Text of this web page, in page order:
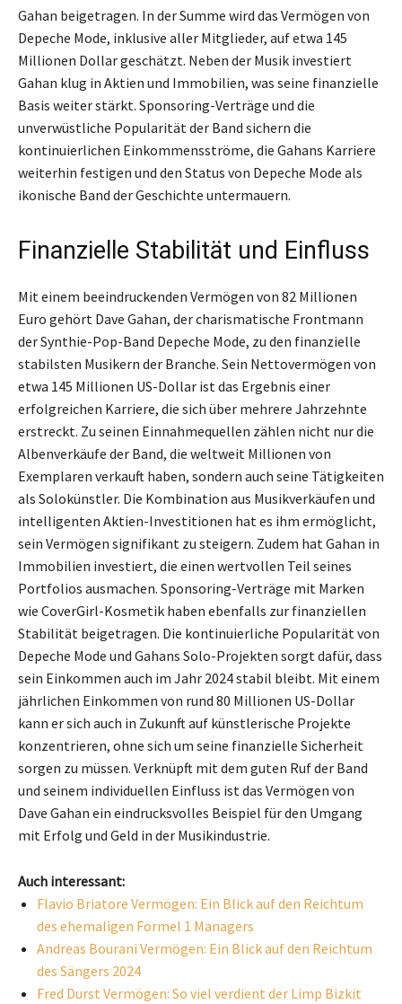
Gahan beigetragen. In der Summe wird das Vermögen von
Depeche Mode, inklusive aller Mitglieder, auf etwa 145
Millionen Dollar geschätzt. Neben der Musik investiert
Gahan klug in Aktien und Immobilien, was seine finanzielle
Basis weiter stärkt. Sponsoring-Verträge und die
unverwüstliche Popularität der Band sichern die
kontinuierlichen Einkommensströme, die Gahans Karriere
weiterhin festigen und den Status von Depeche Mode als
ikonische Band der Geschichte untermauern.
Finanzielle Stabilität und Einfluss
Mit einem beeindruckenden Vermögen von 82 Millionen
Euro gehört Dave Gahan, der charismatische Frontmann
der Synthie-Pop-Band Depeche Mode, zu den finanzielle
stabilsten Musikern der Branche. Sein Nettovermögen von
etwa 145 Millionen US-Dollar ist das Ergebnis einer
erfolgreichen Karriere, die sich über mehrere Jahrzehnte
erstreckt. Zu seinen Einnahmequellen zählen nicht nur die
Albenverkäufe der Band, die weltweit Millionen von
Exemplaren verkauft haben, sondern auch seine Tätigkeiten
als Solokünstler. Die Kombination aus Musikverkäufen und
intelligenten Aktien-Investitionen hat es ihm ermöglicht,
sein Vermögen signifikant zu steigern. Zudem hat Gahan in
Immobilien investiert, die einen wertvollen Teil seines
Portfolios ausmachen. Sponsoring-Verträge mit Marken
wie CoverGirl-Kosmetik haben ebenfalls zur finanziellen
Stabilität beigetragen. Die kontinuierliche Popularität von
Depeche Mode und Gahans Solo-Projekten sorgt dafür, dass
sein Einkommen auch im Jahr 2024 stabil bleibt. Mit einem
jährlichen Einkommen von rund 80 Millionen US-Dollar
kann er sich auch in Zukunft auf künstlerische Projekte
konzentrieren, ohne sich um seine finanzielle Sicherheit
sorgen zu müssen. Verknüpft mit dem guten Ruf der Band
und seinem individuellen Einfluss ist das Vermögen von
Dave Gahan ein eindrucksvolles Beispiel für den Umgang
mit Erfolg und Geld in der Musikindustrie.
Auch interessant:
Flavio Briatore Vermögen: Ein Blick auf den Reichtum
des ehemaligen Formel 1 Managers
Andreas Bourani Vermögen: Ein Blick auf den Reichtum
des Sängers 2024
Fred Durst Vermögen: So viel verdient der Limp Bizkit